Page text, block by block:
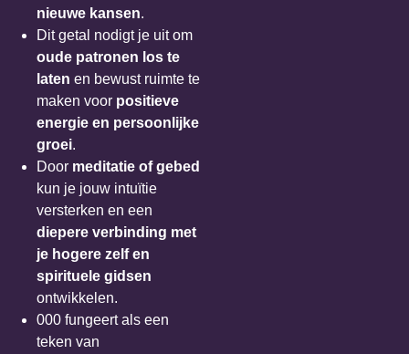
nieuwe kansen.
Dit getal nodigt je uit om
oude patronen los te
laten en bewust ruimte te
maken voor positieve
energie en persoonlijke
groei.
Door meditatie of gebed
kun je jouw intuïtie
versterken en een
diepere verbinding met
je hogere zelf en
spirituele gidsen
ontwikkelen.
000 fungeert als een
teken van